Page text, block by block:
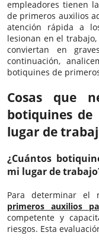
empleadores tienen
de primeros auxilios
atención rápida a
lesionan en el
conviertan en
continuación,
botiquines de
Cosas que
botiquines
lugar de
¿Cuántos
mi lugar de
Para determinar el
primeros auxilios
competente y
riesgos. Esta